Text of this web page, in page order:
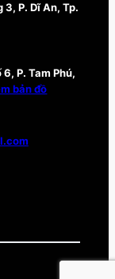
3, P. Dĩ An, Tp.
P. Tam Phú,
bản đồ